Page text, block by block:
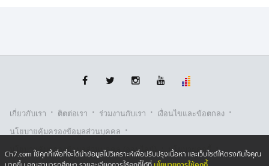
เกี่ยวกับเรา · ติตต่อเรา · ร่วมงานกับเรา · เงื่อนไขและข้อตกลง ·
นโยบายคุ้มครองข้อมูลส่วนบุคคล ·
นโยบายคุ้มครองข้อมูลส่วนบุคคล (ออนไลน์) · นโยบายคุกกี้ ·
Ch7.com ใช้คุกกี้เพื่อที่จะได้นำข้อมูลไปวิเคราะห์เพื่อปรับปรุงเนื้อหา และเว็บไซต์ให้ตรงกับใจคุณ